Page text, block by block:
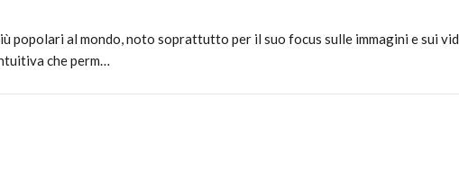
popolari al mondo, noto soprattutto per il suo focus sulle immagini e sui
che perm…